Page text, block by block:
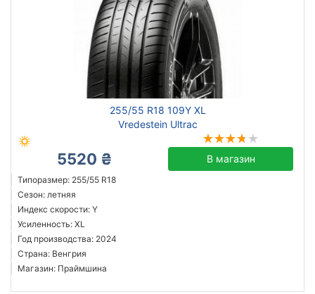
255/55 R18 109Y XL
Vredestein Ultrac
5520 ₴ В магазин
Типоразмер: 255/55 R18
Сезон: летняя
Индекс скорости: Y
Усиленность: XL
Год производства: 2024
Страна: Венгрия
Магазин: Праймшина